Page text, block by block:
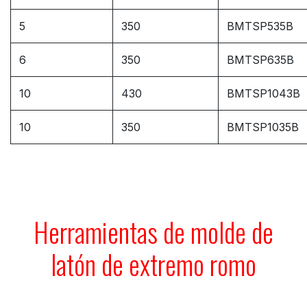
5 350 BMTSP535B
6 350 BMTSP635B
10 430 BMTSP1043B
10 350 BMTSP1035B
Herramientas de molde de
latón de extremo romo